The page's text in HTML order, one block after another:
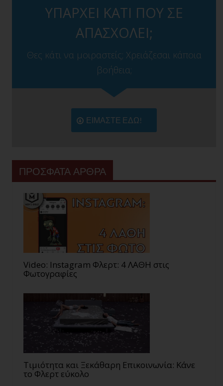
ΥΠΑΡΧΕΙ ΚΑΤΙ ΠΟΥ ΣΕ
ΑΠΑΣΧΟΛΕΙ;
Θες κάτι να μοιραστείς; Χρειάζεσαι κάποια
βοήθεια;
ΕΙΜΑΣΤΕ ΕΔΩ!
ΠΡΟΣΦΑΤΑ ΑΡΘΡΑ
Video: Instagram Φλερτ: 4 ΛΑΘΗ στις
Φωτογραφίες
Τιμιότητα και Ξεκάθαρη Επικοινωνία: Κάνε
το Φλερτ εύκολο